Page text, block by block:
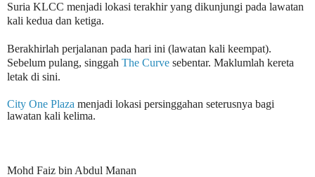
Suria KLCC menjadi lokasi terakhir yang dikunjungi pada lawatan
kali kedua dan ketiga.
Berakhirlah perjalanan pada hari ini (lawatan kali keempat).
Sebelum pulang, singgah The Curve sebentar. Maklumlah kereta
letak di sini.
City One Plaza menjadi lokasi persinggahan seterusnya bagi
lawatan kali kelima.
Mohd Faiz bin Abdul Manan